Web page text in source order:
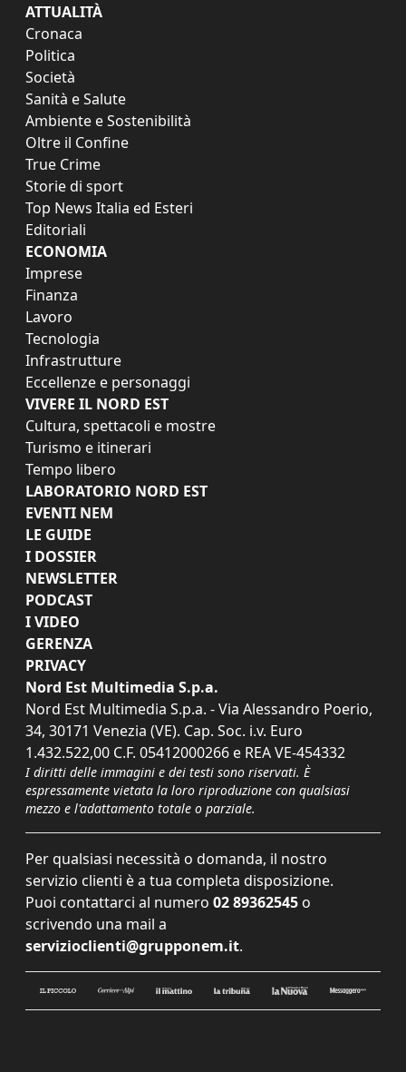
ATTUALITÀ
Cronaca
Politica
Società
Sanità e Salute
Ambiente e Sostenibilità
Oltre il Confine
True Crime
Storie di sport
Top News Italia ed Esteri
Editoriali
ECONOMIA
Imprese
Finanza
Lavoro
Tecnologia
Infrastrutture
Eccellenze e personaggi
VIVERE IL NORD EST
Cultura, spettacoli e mostre
Turismo e itinerari
Tempo libero
LABORATORIO NORD EST
EVENTI NEM
LE GUIDE
I DOSSIER
NEWSLETTER
PODCAST
I VIDEO
GERENZA
PRIVACY
Nord Est Multimedia S.p.a.
Nord Est Multimedia S.p.a. - Via Alessandro Poerio,
34, 30171 Venezia (VE). Cap. Soc. i.v. Euro
1.432.522,00 C.F. 05412000266 e REA VE-454332
I diritti delle immagini e dei testi sono riservati. È
espressamente vietata la loro riproduzione con qualsiasi
mezzo e l'adattamento totale o parziale.
Per qualsiasi necessità o domanda, il nostro
servizio clienti è a tua completa disposizione.
Puoi contattarci al numero 02 89362545 o
scrivendo una mail a
servizioclienti@grupponem.it.